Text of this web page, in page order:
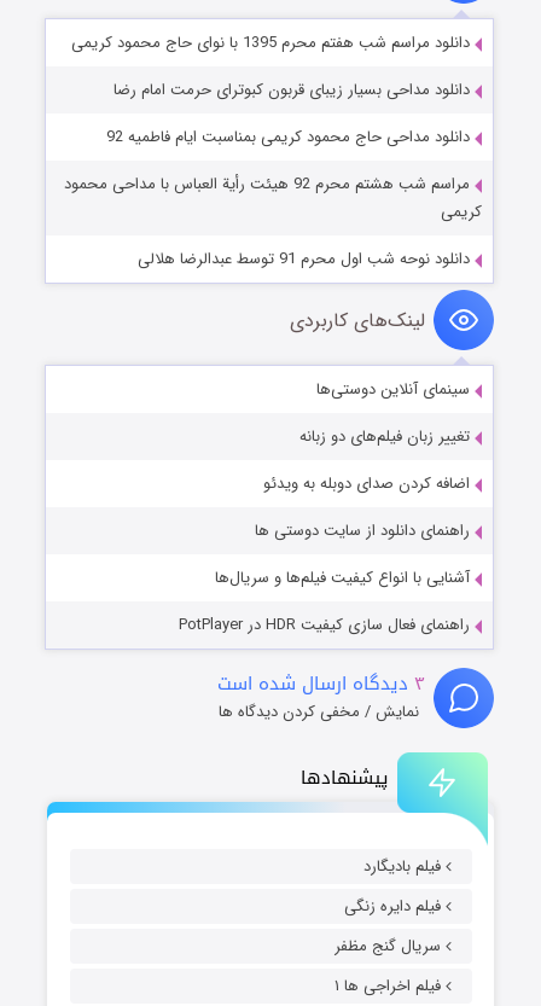
پیشنهادها
فیلم بادیگارد
فیلم دایره زنگی
سریال گنج مظفر
فیلم اخراجی ها ۱
دانلود مراسم شب هفتم محرم 1395 با نوای حاج محمود کریمی
دانلود مداحی بسیار زیبای قربون کبوترای حرمت امام رضا
دانلود مداحی حاج محمود کریمی بمناسبت ایام فاطمیه 92
مراسم شب هشتم محرم 92 هیئت رأیة العباس با مداحی محمود
کریمی
دانلود نوحه شب اول محرم 91 توسط عبدالرضا هلالی
لینک‌های کاربردی
سینمای آنلاین دوستی‌ها
تغییر زبان فیلم‌های دو زبانه
اضافه کردن صدای دوبله به ویدئو
راهنمای دانلود از سایت دوستی ها
آشنایی با انواع کیفیت فیلم‌ها و سریال‌ها
راهنمای فعال سازی کیفیت HDR در PotPlayer
۳ دیدگاه ارسال شده است
نمایش / مخفی کردن دیدگاه ها